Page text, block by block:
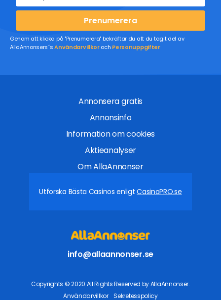
Prenumerera
Genom att klicka på "Prenumerera" bekräftar du att du tagit del av
AllaAnnonsers´sAnvändarvillkoroch Personuppgifter
Annonsera gratis
Annonsinfo
Information om cookies
Aktieanalyser
Om AllaAnnonser
Utforska Bästa Casinos enligtCasinoPRO.se
info@allaannonser.se
Copyrights © 2020 All Rights Reserved by AllaAnnonser.
Användarvillkor
Sekretesspolicy